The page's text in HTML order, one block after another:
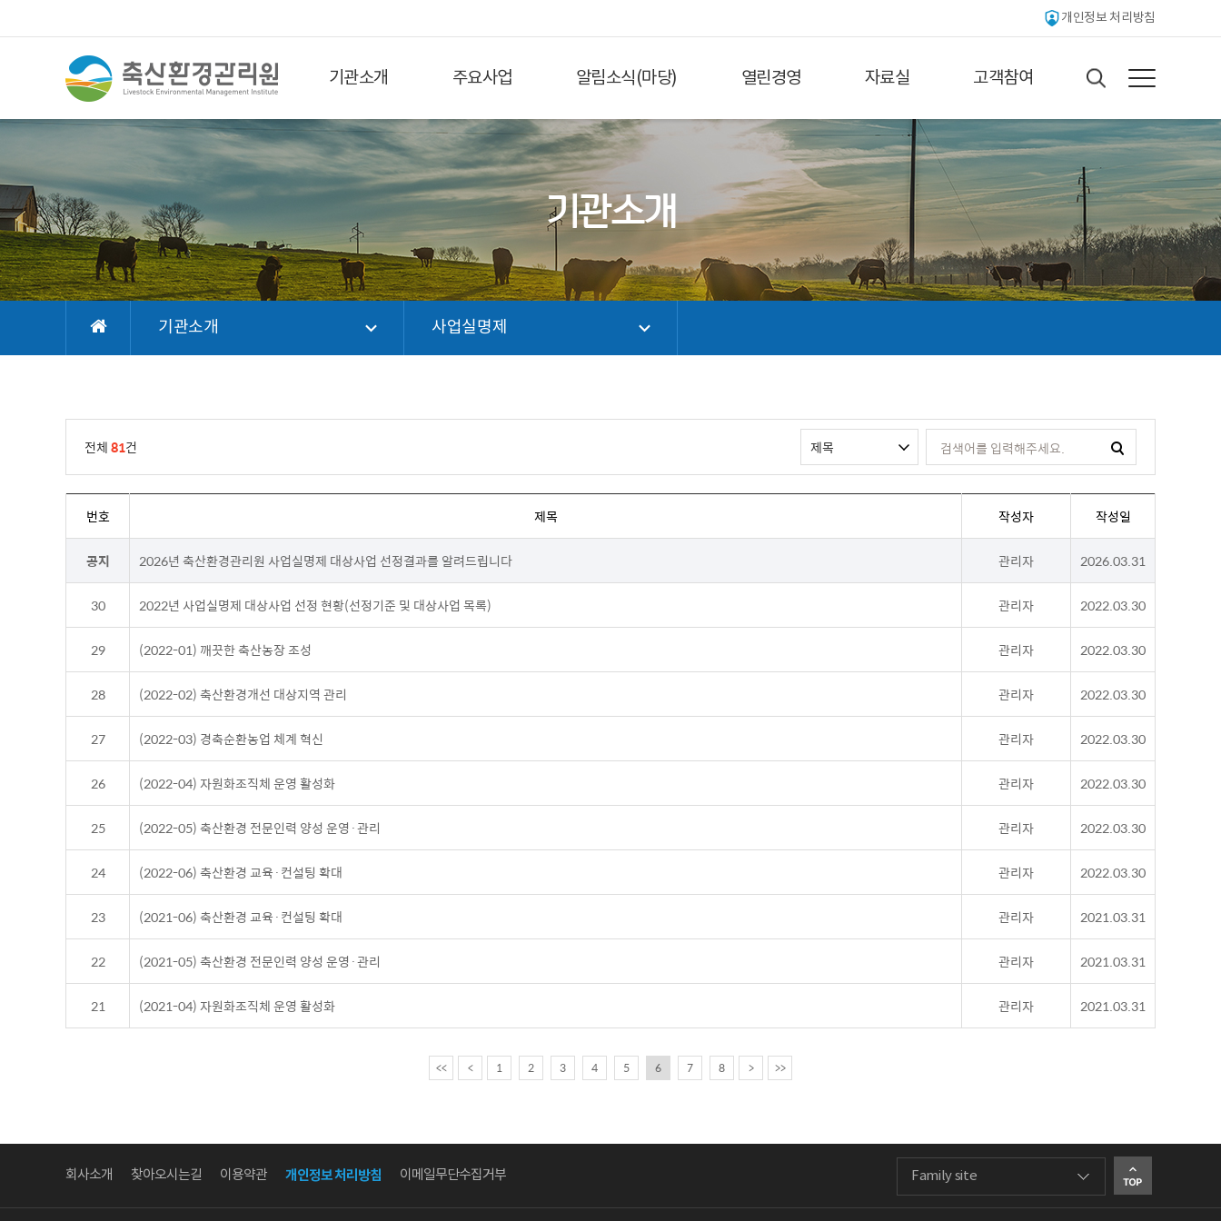
개인정보 처리방침
기관소개 주요사업 알림소식(마당) 열린경영 자료실 고객참여
기관소개
기관소개 사업실명제
전체81건
번호 제목 작성자 작성일
공지 2026년 축산환경관리원 사업실명제 대상사업 선정결과를 알려드립니다 관리자 2026.03.31
30 2022년 사업실명제 대상사업 선정 현황(선정기준 및 대상사업 목록) 관리자 2022.03.30
29 (2022-01) 깨끗한 축산농장 조성 관리자 2022.03.30
28 (2022-02) 축산환경개선 대상지역 관리 관리자 2022.03.30
27 (2022-03) 경축순환농업 체계 혁신 관리자 2022.03.30
26 (2022-04) 자원화조직체 운영 활성화 관리자 2022.03.30
25 (2022-05) 축산환경 전문인력 양성 운영·관리 관리자 2022.03.30
24 (2022-06) 축산환경 교육·컨설팅 확대 관리자 2022.03.30
23 (2021-06) 축산환경 교육·컨설팅 확대 관리자 2021.03.31
22 (2021-05) 축산환경 전문인력 양성 운영·관리 관리자 2021.03.31
21 (2021-04) 자원화조직체 운영 활성화 관리자 2021.03.31
<< < 1 2 3 4 5 6 7 8 > >>
회사소개 찾아오시는길 이용약관 개인정보 처리방침 이메일무단수집거부 Family site